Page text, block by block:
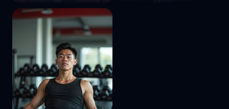
қарайды. Артында
жүгіру жолақтары мен
шуақты аспан көрінеді.
Жарық табиғи, екпін
оның сергек көңіл күйі
мен спорттық стиліне
қойылған.